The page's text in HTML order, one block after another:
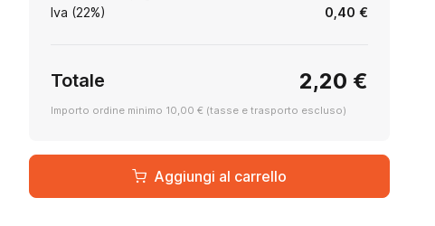
Iva (22%) 0,40 €
Totale 2,20 €
Importo ordine minimo 10,00 € (tasse e trasporto escluso)
Aggiungi al carrello